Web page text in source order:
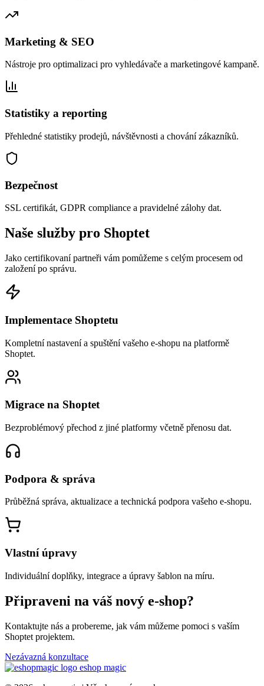
Marketing & SEO
Nástroje pro optimalizaci pro vyhledávače a marketingové kampaně.
Statistiky a reporting
Přehledné statistiky prodejů, návštěvnosti a chování zákazníků.
Bezpečnost
SSL certifikát, GDPR compliance a pravidelné zálohy dat.
Naše služby pro Shoptet
Jako certifikovaní partneři vám pomůžeme s celým procesem od
založení po správu.
Implementace Shoptetu
Kompletní nastavení a spuštění vašeho e-shopu na platformě
Shoptet.
Migrace na Shoptet
Bezproblémový přechod z jiné platformy včetně přenosu dat.
Podpora & správa
Průběžná správa, aktualizace a technická podpora vašeho e-shopu.
Vlastní úpravy
Individuální doplňky, integrace a úpravy šablon na míru.
Připraveni na váš nový e-shop?
Kontaktujte nás a probereme, jak vám můžeme pomoci s vaším
Shoptet projektem.
Nezávazná konzultace
eshop magic